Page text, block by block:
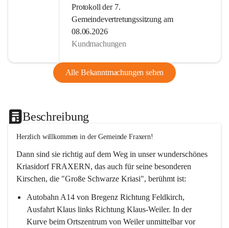
Protokoll der 7.
Gemeindevertretungssitzung am
08.06.2026
Kundmachungen
Alle Bekanntmachungen sehen
Beschreibung
Herzlich willkommen in der Gemeinde Fraxern!
Dann sind sie richtig auf dem Weg in unser wunderschönes
Kriasidorf FRAXERN, das auch für seine besonderen
Kirschen, die "Große Schwarze Kriasi", berühmt ist:
Autobahn A14 von Bregenz Richtung Feldkirch,
Ausfahrt Klaus links Richtung Klaus-Weiler. In der
Kurve beim Ortszentrum von Weiler unmittelbar vor